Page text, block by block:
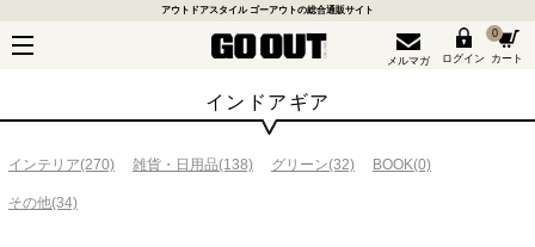
アウトドアスタイル ゴーアウトの総合通販サイト
メルマガ ログイン
0
カート
インドアギア
インテリア(270) 雑貨・日用品(138) グリーン(32) BOOK(0)
その他(34)